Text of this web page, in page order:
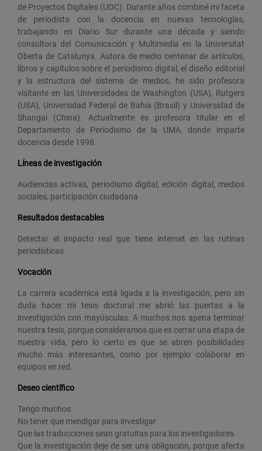
de Proyectos Digitales (UOC). Durante años combiné mi faceta
de periodista con la docencia en nuevas tecnologías,
trabajando en Diario Sur durante una década y siendo
consultora del Comunicación y Multimedia en la Universitat
Oberta de Catalunya. Autora de medio centenar de artículos,
libros y capítulos sobre el periodismo digital, el diseño editorial
y la estructura del sistema de medios, he sido profesora
visitante en las Universidades de Washington (USA), Rutgers
(USA), Universidad Federal de Bahia (Brasil) y Universidad de
Shangai (China). Actualmente es profesora titular en el
Departamento de Periodismo de la UMA, donde imparte
docencia desde 1998.
Líneas de investigación
Audiencias activas, periodismo digital, edición digital, medios
sociales, participación ciudadana
Resultados destacables
Detectar el impacto real que tiene internet en las rutinas
periodísticas
Vocación
La carrera académica está ligada a la investigación, pero sin
duda hacer mi tesis doctoral me abrió las puertas a la
investigación con mayúsculas. A muchos nos apena terminar
nuestra tesis, porque consideramos que es cerrar una etapa de
nuestra vida, pero lo cierto es que se abren posibilidades
mucho más interesantes, como por ejemplo colaborar en
equipos en red.
Deseo científico
Tengo muchos:
No tener que mendigar para investigar
Que las traducciones sean gratuitas para los investigadores
Que la investigación deje de ser una obligación, porque afecta